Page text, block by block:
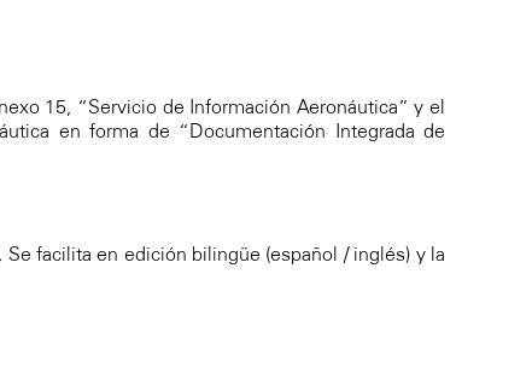
15, “Servicio de Información Aeronáutica” y el
en forma de “Documentación Integrada de
facilita en edición bilingüe (español / inglés) y la